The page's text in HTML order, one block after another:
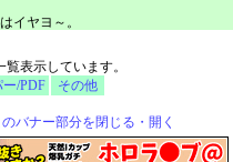
イヤヨ～。
表示しています。
/PDF その他
バナー部分を閉じる・開く